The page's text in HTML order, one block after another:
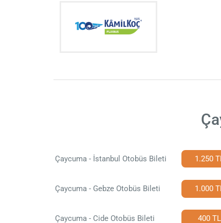
Çaycuma - İstanbul Otobüs Bileti 1.250
Çaycuma - Gebze Otobüs Bileti 1.000
Çaycuma - Cide Otobüs Bileti 400 TL